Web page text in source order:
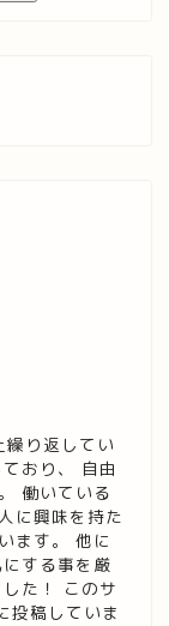
り返してい
おり、 自由
働いている
に興味を持た
ます。 他に
する事を厳
た！ このサ
投稿していま